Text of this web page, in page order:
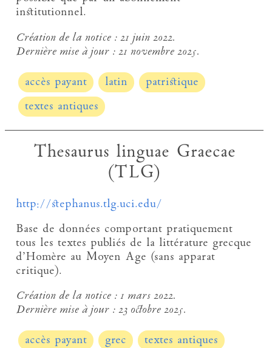
institutionnel.
Création de la notice :21 juin 2022.
Dernière mise à jour :21 novembre 2025.
accès payant latin
patristique
textes antiques
Thesaurus linguae Graecae
(TLG)
http://stephanus.tlg.uci.edu/
Base de données comportant pratiquement
tous les textes publiés de la littérature grecque
d’Homère au Moyen Age (sans apparat
critique).
Création de la notice :1 mars 2022.
Dernière mise à jour :23 octobre 2025.
accès payant grec textes antiques